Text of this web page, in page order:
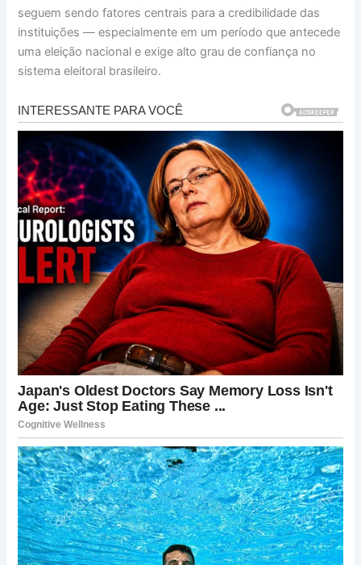
seguem sendo fatores centrais para a credibilidade das
instituições — especialmente em um período que antecede
uma eleição nacional e exige alto grau de confiança no
sistema eleitoral brasileiro.